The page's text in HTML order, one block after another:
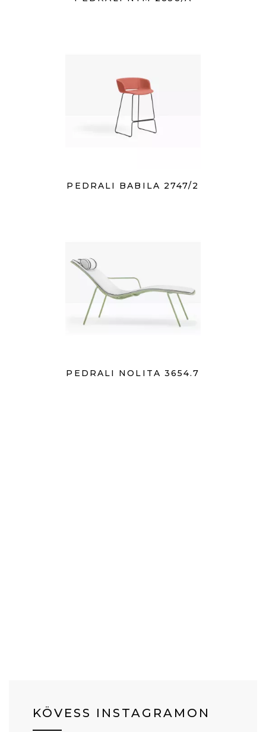
PEDRALI BABILA 2747/2
PEDRALI NOLITA 3654.7
KÖVESS INSTAGRAMON